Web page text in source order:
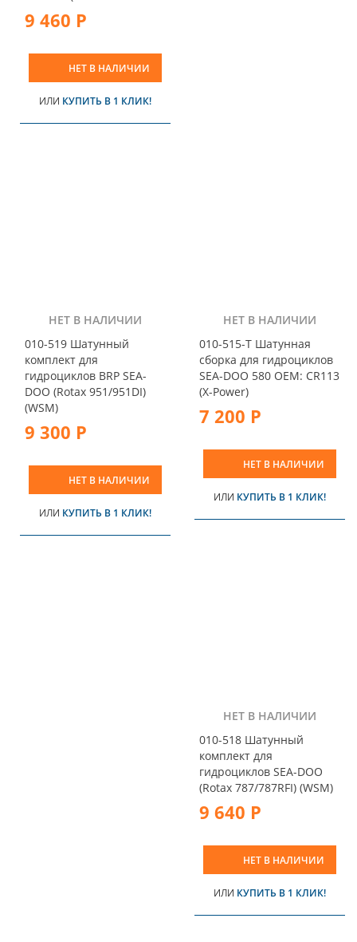
9 460 Р
НЕТ В НАЛИЧИИ
ИЛИ КУПИТЬ В 1 КЛИК!
НЕТ В НАЛИЧИИ
010-519 Шатунный
комплект для
гидроциклов BRP SEA-
DOO (Rotax 951/951DI)
(WSM)
9 300 Р
НЕТ В НАЛИЧИИ
ИЛИ КУПИТЬ В 1 КЛИК!
НЕТ В НАЛИЧИИ
010-515-T Шатунная
сборка для гидроциклов
SEA-DOO 580 OEM: CR113
(X-Power)
7 200 Р
НЕТ В НАЛИЧИИ
ИЛИ КУПИТЬ В 1 КЛИК!
НЕТ В НАЛИЧИИ
010-518 Шатунный
комплект для
гидроциклов SEA-DOO
(Rotax 787/787RFI) (WSM)
9 640 Р
НЕТ В НАЛИЧИИ
ИЛИ КУПИТЬ В 1 КЛИК!